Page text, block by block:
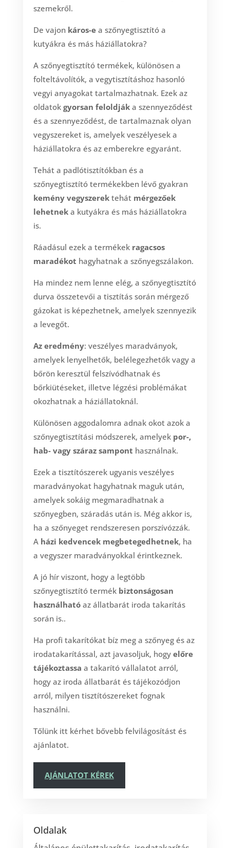
szemekről.
De vajon káros-ea szőnyegtisztító a
kutyákra és más háziállatokra?
A szőnyegtisztító termékek, különösen a
folteltávolítók, a vegytisztításhoz hasonló
vegyi anyagokat tartalmazhatnak. Ezek az
oldatok gyorsan feloldjáka szennyeződést
és a szennyeződést, de tartalmaznak olyan
vegyszereket is, amelyek veszélyesek a
háziállatokra és az emberekre egyaránt.
Tehát a padlótisztítókban és a
szőnyegtisztító termékekben lévő gyakran
kemény vegyszerektehát mérgezőek
lehetneka kutyákra és más háziállatokra
is.
Ráadásul ezek a termékek ragacsos
maradékot hagyhatnak a szőnyegszálakon.
Ha mindez nem lenne elég, a szőnyegtisztító
durva összetevői a tisztítás során mérgező
gázokat is képezhetnek, amelyek szennyezik
a levegőt.
Az eredmény: veszélyes maradványok,
amelyek lenyelhetők, belélegezhetők vagy a
bőrön keresztül felszívódhatnak és
bőrkiütéseket, illetve légzési problémákat
okozhatnak a háziállatoknál.
Különösen aggodalomra adnak okot azok a
szőnyegtisztítási módszerek, amelyek por-,
hab- vagy száraz sampont használnak.
Ezek a tisztítószerek ugyanis veszélyes
maradványokat hagyhatnak maguk után,
amelyek sokáig megmaradhatnak a
szőnyegben, száradás után is. Még akkor is,
ha a szőnyeget rendszeresen porszívózzák.
A házi kedvencek megbetegedhetnek, ha
a vegyszer maradványokkal érintkeznek.
A jó hír viszont, hogy a legtöbb
szőnyegtisztító termék biztonságosan
használható az állatbarát iroda takarítás
során is..
Ha profi takarítókat bíz meg a szőnyeg és az
irodatakarítással, azt javasoljuk, hogy előre
tájékoztassa a takarító vállalatot arról,
hogy az iroda állatbarát és tájékozódjon
arról, milyen tisztítószereket fognak
használni.
Tőlünk itt kérhet bővebb felvilágosítást és
ajánlatot.
AJÁNLATOT KÉREK
Oldalak